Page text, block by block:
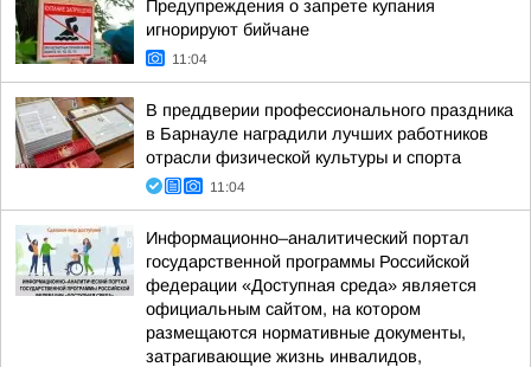
Предупреждения о запрете купания
игнорируют бийчане
11:04
В преддверии профессионального праздника
в Барнауле наградили лучших работников
отрасли физической культуры и спорта
11:04
Информационно–аналитический портал
государственной программы Российской
федерации «Доступная среда» является
официальным сайтом, на котором
размещаются нормативные документы,
затрагивающие жизнь инвалидов,